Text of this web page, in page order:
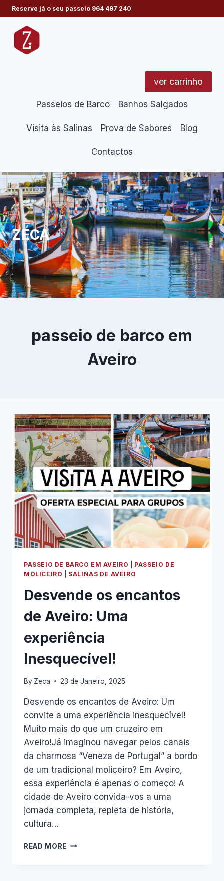
Skip
to
content
Reserve já o seu passeio 964 497 240
ver carrinho
Passeios de Barco Banhos Salgados
Visita às Salinas Prova de Sabores Blog
Contactos
ZECA
passeio de barco em
Aveiro
PASSEIO DE BARCO EM AVEIRO
PASSEIO DE
MOLICEIRO
SALINAS DE AVEIRO
Desvende os encantos
de Aveiro: Uma
experiência
Inesquecível!
By Zeca 23 de Janeiro, 2025
Desvende os encantos de Aveiro: Um
convite a uma experiência inesquecível!
Muito mais do que um cruzeiro em
Aveiro!Já imaginou navegar pelos canais
da charmosa “Veneza de Portugal” a bordo
de um tradicional moliceiro? Em Aveiro,
essa experiência é apenas o começo! A
cidade de Aveiro convida-vos a uma
jornada completa, repleta de história,
cultura…
READ MORE DESVENDE